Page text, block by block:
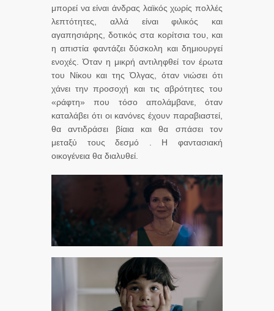
μπορεί να είναι άνδρας λαϊκός χωρίς πολλές
λεπτότητες, αλλά είναι φιλικός και
αγαπησιάρης, δοτικός στα κορίτσια του, και
η απιστία φαντάζει δύσκολη και δημιουργεί
ενοχές. Όταν η μικρή αντιληφθεί τον έρωτα
του Νίκου και της Όλγας, όταν νιώσει ότι
χάνει την προσοχή και τις αβρότητες του
«ράφτη» που τόσο απολάμβανε, όταν
καταλάβει ότι οι κανόνες έχουν παραβιαστεί,
θα αντιδράσει βίαια και θα σπάσει τον
μεταξύ τους δεσμό . Η φαντασιακή
οικογένεια θα διαλυθεί.